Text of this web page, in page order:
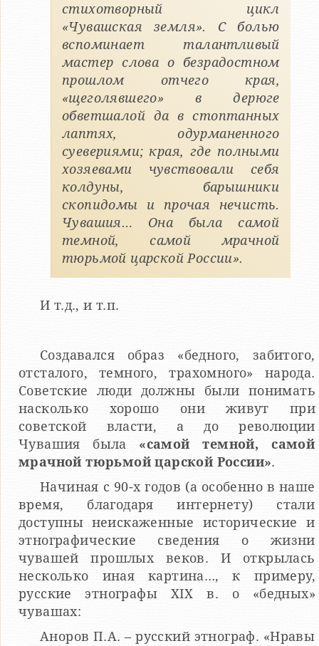
стихотворный цикл
«Чувашская земля». С болью
вспоминает талантливый
мастер слова о безрадостном
прошлом отчего края,
«щеголявшего» в дерюге
обветшалой да в стоптанных
лаптях, одурманенного
суевериями; края, где полными
хозяевами чувствовали себя
колдуны, барышники
скопидомы и прочая нечисть.
Чувашия… Она была самой
темной, самой мрачной
тюрьмой царской России».
И т.д., и т.п.
Создавался образ «бедного, забитого,
отсталого, темного, трахомного» народа.
Советские люди должны были понимать
насколько хорошо они живут при
советской власти, а до революции
Чувашия была «самой темной, самой
мрачной тюрьмой царской России».
Начиная с 90-х годов (а особенно в наше
время, благодаря интернету) стали
доступны неискаженные исторические и
этнографические сведения о жизни
чувашей прошлых веков. И открылась
несколько иная картина…, к примеру,
русские этнографы XIX в. о «бедных»
чувашах:
Аноров П.А. – русский этнограф. «Нравы